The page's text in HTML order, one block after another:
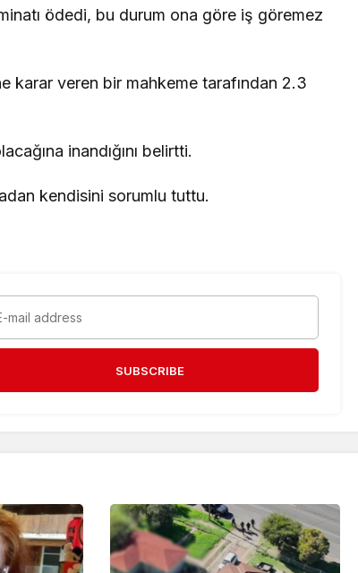
ödedi, bu durum ona göre iş göremez
karar veren bir mahkeme tarafından 2.3
inandığını belirtti.
kendisini sorumlu tuttu.
SUBSCRIBE